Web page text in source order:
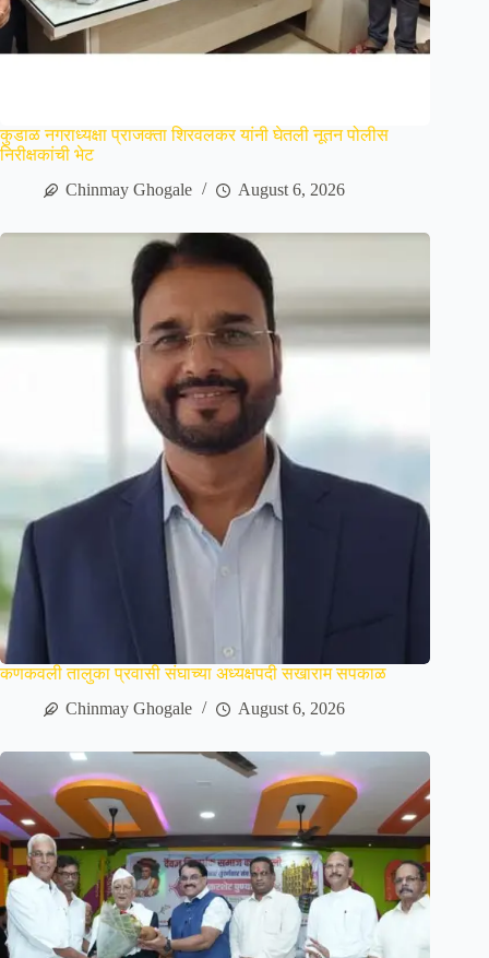
कुडाळ नगराध्यक्षा प्राजक्ता शिरवलकर यांनी घेतली नूतन पोलीस
निरीक्षकांची भेट
Chinmay Ghogale
August 6, 2026
कणकवली तालुका प्रवासी संघाच्या अध्यक्षपदी सखाराम सपकाळ
Chinmay Ghogale
August 6, 2026